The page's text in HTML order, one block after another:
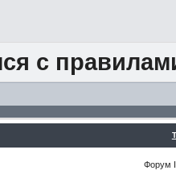
с
Форум